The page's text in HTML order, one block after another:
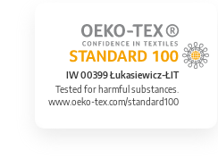
IW 00399 Łukasiewicz-ŁIT
Tested for harmful substances.
www.oeko-tex.com/standard100